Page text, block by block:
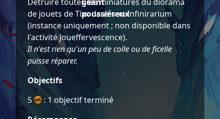
de jouets de Tixx dans son Infinirarium
(instance uniquement ; non disponible dans
l'activité Joueffervescence).
Il n'est rien qu'un peu de colle ou de ficelle
puisse réparer.
Objectifs
5
: 1 objectif terminé